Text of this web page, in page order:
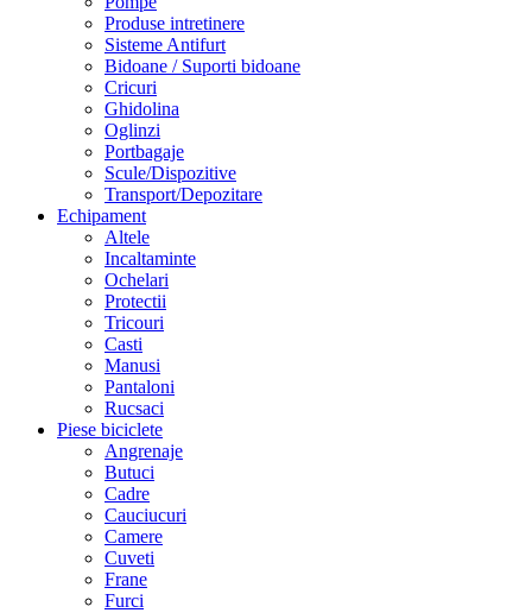
Produse intretinere
Sisteme Antifurt
Bidoane / Suporti bidoane
Cricuri
Ghidolina
Oglinzi
Portbagaje
Scule/Dispozitive
Transport/Depozitare
Echipament
Altele
Incaltaminte
Ochelari
Protectii
Tricouri
Casti
Manusi
Pantaloni
Rucsaci
Piese biciclete
Angrenaje
Butuci
Cadre
Cauciucuri
Camere
Cuveti
Frane
Furci